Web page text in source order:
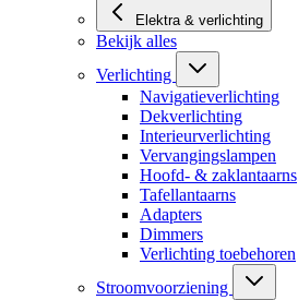
Elektra & verlichting
Bekijk alles
Verlichting
Navigatieverlichting
Dekverlichting
Interieurverlichting
Vervangingslampen
Hoofd- & zaklantaarns
Tafellantaarns
Adapters
Dimmers
Verlichting toebehoren
Stroomvoorziening